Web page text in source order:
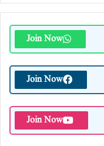
Join Now
Join Now
Join Now